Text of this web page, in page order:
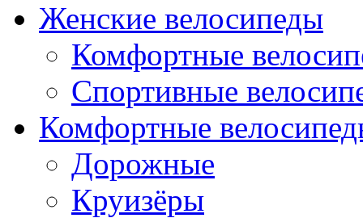
Женские велосипеды
Комфортные
Спортивные
Комфортные
Дорожные
Круизёры